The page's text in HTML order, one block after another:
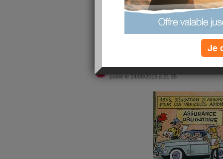
j'espère que vous allez toutes bien
la journée !!
moi j 'assure et
publié le 24/08/2015 à 21:35
Je